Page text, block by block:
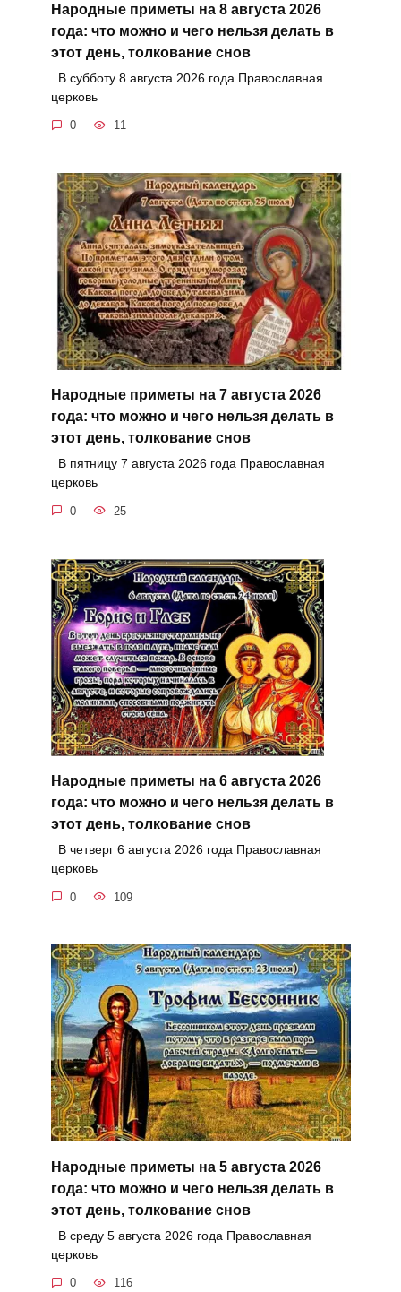
Народные приметы на 8 августа 2026
года: что можно и чего нельзя делать в
этот день, толкование снов
В субботу 8 августа 2026 года Православная
церковь
0 11
Народные приметы на 7 августа 2026
года: что можно и чего нельзя делать в
этот день, толкование снов
В пятницу 7 августа 2026 года Православная
церковь
0 25
Народные приметы на 6 августа 2026
года: что можно и чего нельзя делать в
этот день, толкование снов
В четверг 6 августа 2026 года Православная
церковь
0 109
Народные приметы на 5 августа 2026
года: что можно и чего нельзя делать в
этот день, толкование снов
В среду 5 августа 2026 года Православная
церковь
0 116